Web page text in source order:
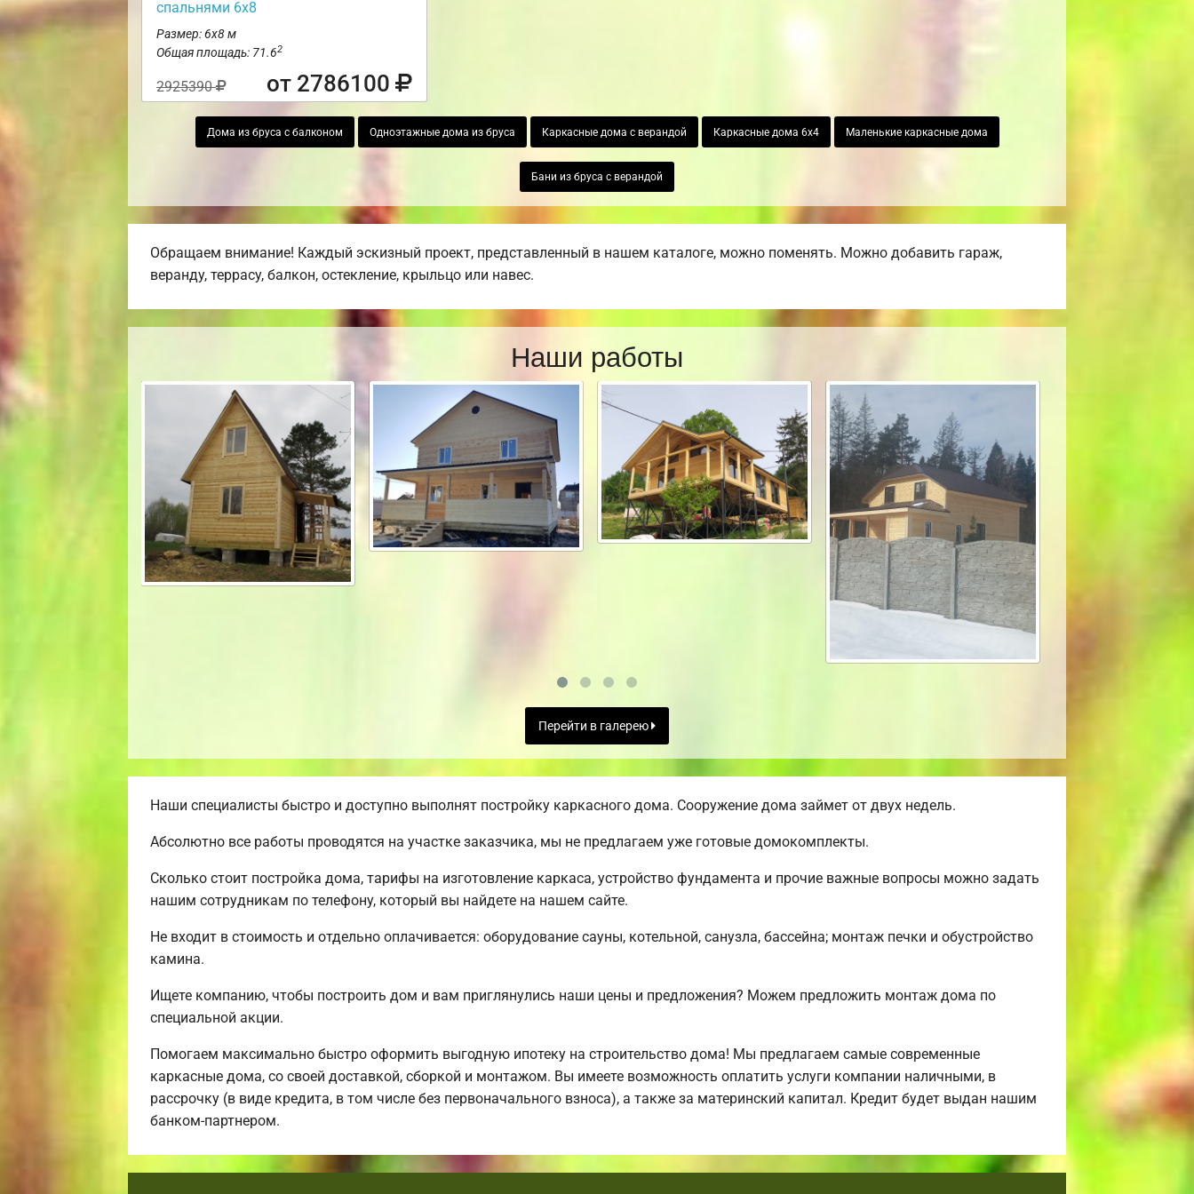
спальнями 6х8
Размер: 6х8 м
Общая площадь: 71.62
2925390 от 2786100
Дома из бруса с балконом Одноэтажные дома из бруса Каркасные дома с верандой Каркасные дома 6х4 Маленькие каркасные дома
Бани из бруса с верандой
Обращаем внимание! Каждый эскизный проект, представленный в нашем каталоге, можно поменять. Можно добавить гараж,
веранду, террасу, балкон, остекление, крыльцо или навес.
Наши работы
Перейти в галерею
Наши специалисты быстро и доступно выполнят постройку каркасного дома. Сооружение дома займет от двух недель.
Абсолютно все работы проводятся на участке заказчика, мы не предлагаем уже готовые домокомплекты.
Сколько стоит постройка дома, тарифы на изготовление каркаса, устройство фундамента и прочие важные вопросы можно задать
нашим сотрудникам по телефону, который вы найдете на нашем сайте.
Не входит в стоимость и отдельно оплачивается: оборудование сауны, котельной, санузла, бассейна; монтаж печки и обустройство
камина.
Ищете компанию, чтобы построить дом и вам приглянулись наши цены и предложения? Можем предложить монтаж дома по
специальной акции.
Помогаем максимально быстро оформить выгодную ипотеку на строительство дома! Мы предлагаем самые современные
каркасные дома, со своей доставкой, сборкой и монтажом. Вы имеете возможность оплатить услуги компании наличными, в
рассрочку (в виде кредита, в том числе без первоначального взноса), а также за материнский капитал. Кредит будет выдан нашим
банком-партнером.